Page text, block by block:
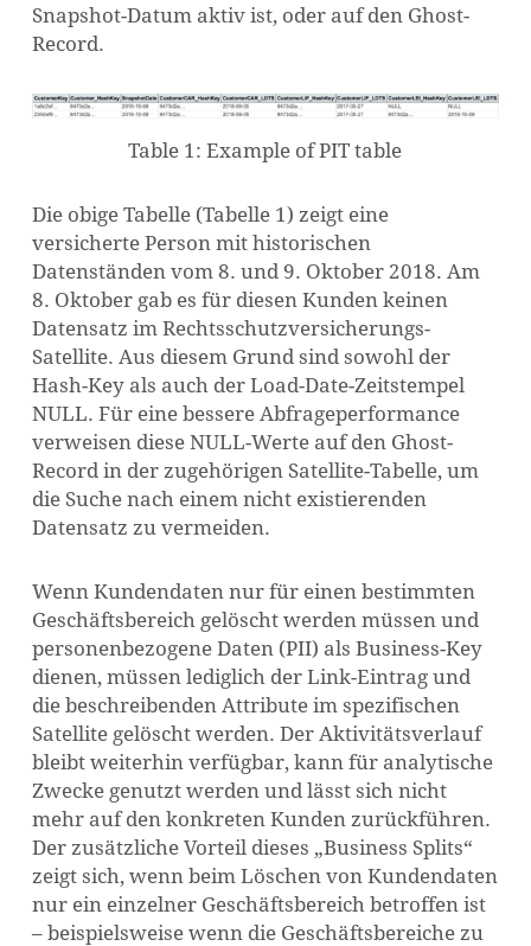
ES BEFINDEN SICH KEINE
PRODUKTE IM WARENKORB.
GO TO SHOP
Snapshot-Datum aktiv ist, oder auf den Ghost-
Record.
Table 1: Example of PIT table
Die obige Tabelle (Tabelle 1) zeigt eine
versicherte Person mit historischen
Datenständen vom 8. und 9. Oktober 2018. Am
8. Oktober gab es für diesen Kunden keinen
Datensatz im Rechtsschutzversicherungs-
Satellite. Aus diesem Grund sind sowohl der
Hash-Key als auch der Load-Date-Zeitstempel
NULL. Für eine bessere Abfrageperformance
verweisen diese NULL-Werte auf den Ghost-
Record in der zugehörigen Satellite-Tabelle, um
die Suche nach einem nicht existierenden
Datensatz zu vermeiden.
Wenn Kundendaten nur für einen bestimmten
Geschäftsbereich gelöscht werden müssen und
personenbezogene Daten (PII) als Business-Key
dienen, müssen lediglich der Link-Eintrag und
die beschreibenden Attribute im spezifischen
Satellite gelöscht werden. Der Aktivitätsverlauf
bleibt weiterhin verfügbar, kann für analytische
Zwecke genutzt werden und lässt sich nicht
mehr auf den konkreten Kunden zurückführen.
Der zusätzliche Vorteil dieses „Business Splits“
zeigt sich, wenn beim Löschen von Kundendaten
nur ein einzelner Geschäftsbereich betroffen ist
– beispielsweise wenn die Geschäftsbereiche zu